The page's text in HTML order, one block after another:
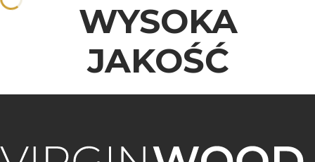
WYSOKA
JAKOŚĆ